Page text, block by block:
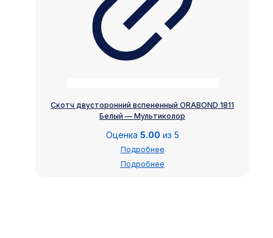
Скотч двусторонний вспененный ORABOND 1811
Белый — Мультиколор
Оценка 5.00 из 5
Подробнее
Подробнее